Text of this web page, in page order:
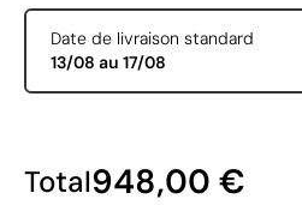
Date de livraison standard
13/08 au 17/08
Total948,00 €